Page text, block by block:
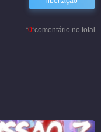
“0”comentário no total